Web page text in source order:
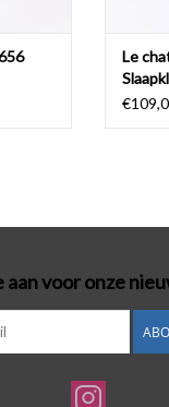
Le
aan voor onze